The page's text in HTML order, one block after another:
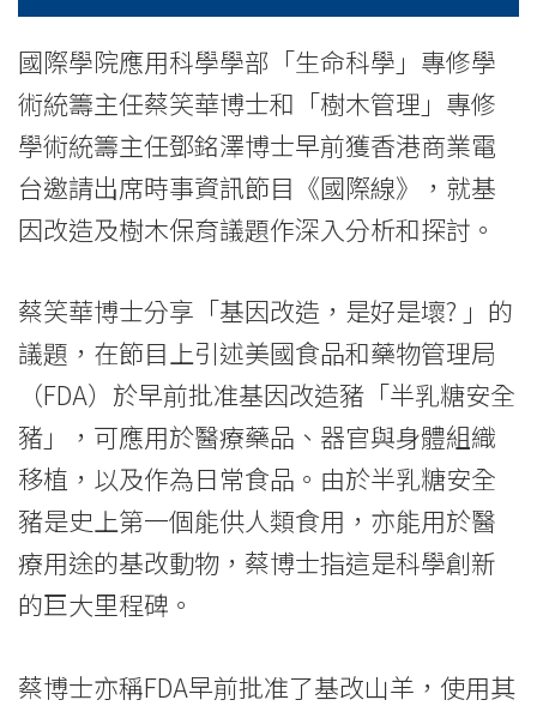
享
基
因
改
造
及
樹
木
保
育
的
議
題
國際學院應用科學學部「生命科學」專修學
術統籌主任蔡笑華博士和「樹木管理」專修
學術統籌主任鄧銘澤博士早前獲香港商業電
台邀請出席時事資訊節目《國際線》，就基
因改造及樹木保育議題作深入分析和探討。
蔡笑華博士分享「基因改造，是好是壞? 」的
議題，在節目上引述美國食品和藥物管理局
（FDA）於早前批准基因改造豬「半乳糖安全
豬」，可應用於醫療藥品、器官與身體組織
移植，以及作為日常食品。由於半乳糖安全
豬是史上第一個能供人類食用，亦能用於醫
療用途的基改動物，蔡博士指這是科學創新
的巨大里程碑。
蔡博士亦稱FDA早前批准了基改山羊，使用其